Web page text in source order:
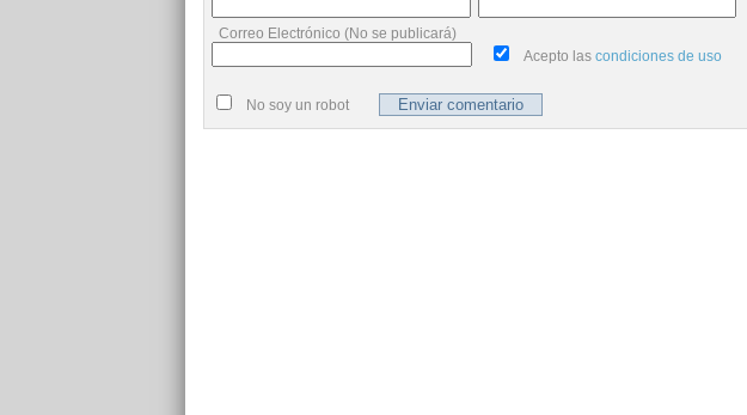
Correo Electrónico (No se publicará)
Acepto las condiciones de uso
No soy un robot